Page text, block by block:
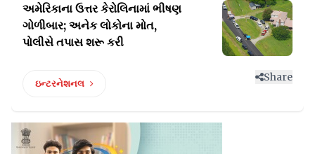
અમેરિકાના ઉત્તર કેરોલિનામાં ભીષણ
ગોળીબાર; અનેક લોકોના મોત,
પોલીસે તપાસ શરૂ કરી
ઇન્ટરનેશનલ
Share